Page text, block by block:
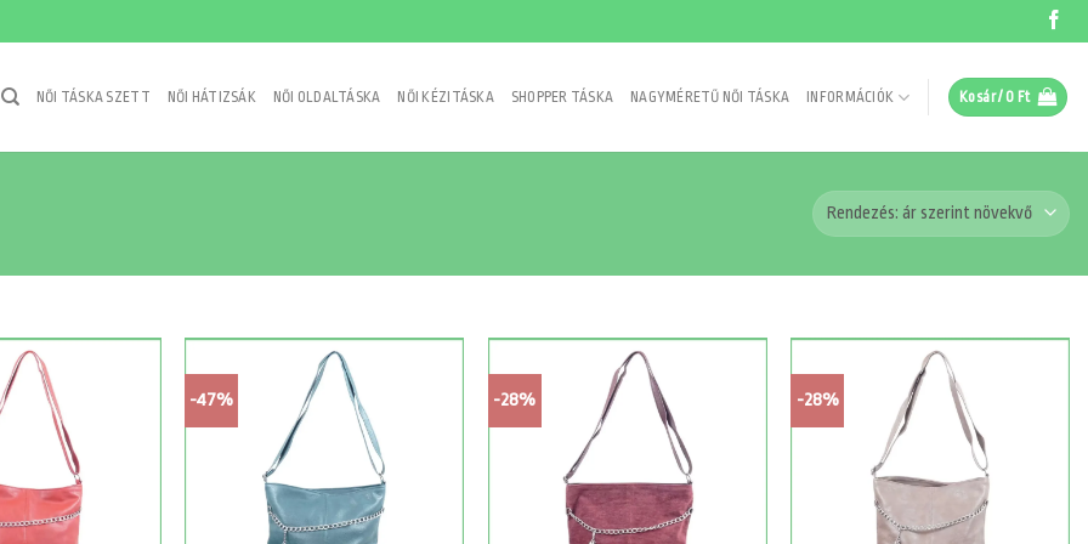
NŐI TÁSKA SZETT NŐI HÁTIZSÁK NŐI OLDALTÁSKA NŐI KÉZITÁSKA SHOPPER TÁSKA NAGYMÉRETŰ NŐI TÁSKA INFORMÁCIÓK Kosár / 0 Ft
-47% -28% -28%